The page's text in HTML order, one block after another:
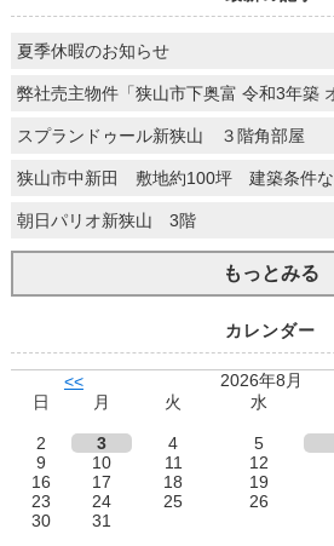
夏季休暇のお知らせ
弊社売主物件「狭山市下奥富 令和3年築
スプランドゥール新狭山 ３階角部屋
狭山市中新田 敷地約100坪 建築条件
朝日パリオ新狭山 3階
もっとみる
カレンダー
<<
2026年8月
日
月 火 水
2
3 4 5
9
10 11 12
16
17 18 19
23
24 25 26
30
31